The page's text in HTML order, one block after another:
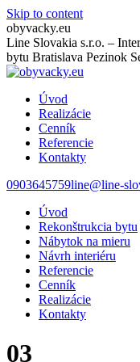
Skip to content
obyvacky.eu
Line Slovakia s.r.o. –
bytu Bratislava Pezinok
Úvod
Realizácie
Cenník
Referencie
Kontakty
0903645759line@line-
Úvod
Rekonštrukcia bytu
Nábytok na mieru
Návrh interiéru
Referencie
Cenník
Realizácie
Kontakty
03